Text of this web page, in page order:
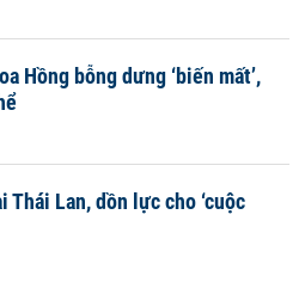
Hồng bỗng dưng ‘biến mất’,
Thái Lan, dồn lực cho ‘cuộc